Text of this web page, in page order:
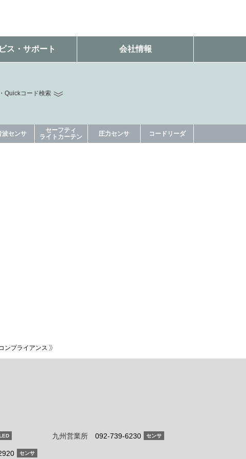
ス・サポート 会社情報
Quickコード検索
波センサ
セーフティ
ライトカーテン
圧力センサ コードリーダ
ンプライアンス
LED 九州営業所 092-739-6230 センサ
センサ